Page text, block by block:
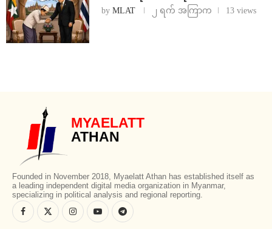
by MLAT ၂ ရက် အကြာက 13 views
MYAELATT
ATHAN
Founded in November 2018, Myaelatt Athan has established itself as
a leading independent digital media organization in Myanmar,
specializing in political analysis and regional reporting.